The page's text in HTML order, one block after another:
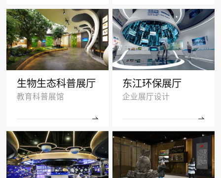
生物生态科普展厅
教育科普展馆
东江环保展厅
企业展厅设计